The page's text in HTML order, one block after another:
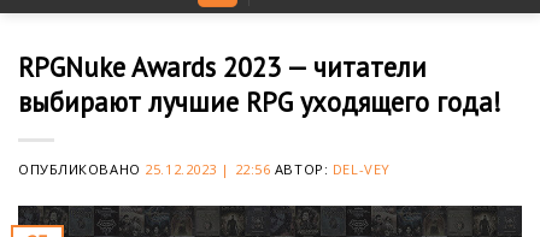
RPGNuke Awards 2023 — читатели
выбирают лучшие RPG уходящего года!
ОПУБЛИКОВАНО 25.12.2023 | 22:56 АВТОР: DEL-VEY